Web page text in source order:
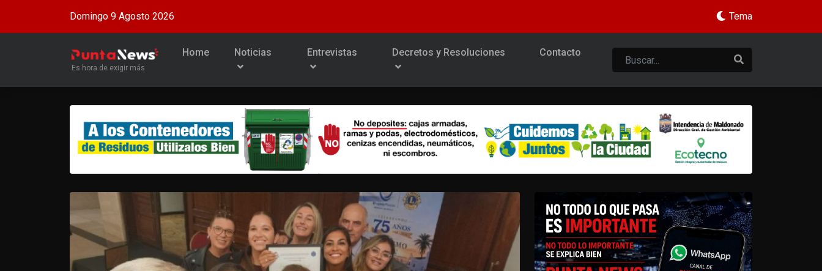
Domingo 9 Agosto 2026 Tema
Es hora de exigir más
Home Noticias Entrevistas Decretos y Resoluciones Contacto